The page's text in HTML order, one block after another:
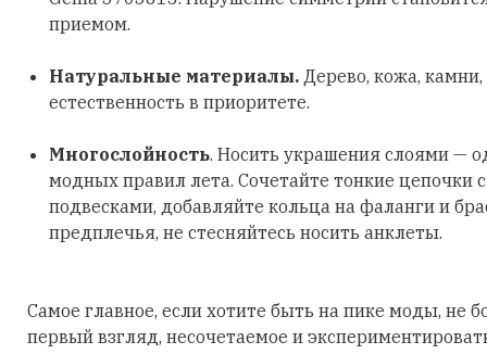
приемом.
Натуральные материалы. Дерево, кожа,
естественность в приоритете.
Многослойность. Носить украшения слоями —
модных правил лета. Сочетайте тонкие цепочки
подвесками, добавляйте кольца на фаланги и
предплечья, не стесняйтесь носить анклеты.
Самое главное, если хотите быть на пике моды, не
первый взгляд, несочетаемое и